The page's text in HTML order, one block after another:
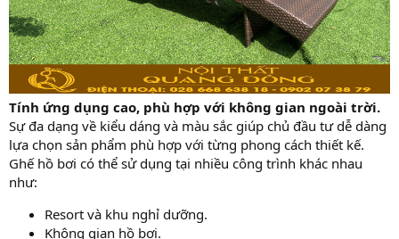
Tính ứng dụng cao, phù hợp với không gian ngoài trời.
Sự đa dạng về kiểu dáng và màu sắc giúp chủ đầu tư dễ dàng
lựa chọn sản phẩm phù hợp với từng phong cách thiết kế.
Ghế hồ bơi có thể sử dụng tại nhiều công trình khác nhau
như:
Resort và khu nghỉ dưỡng.
Không gian hồ bơi.